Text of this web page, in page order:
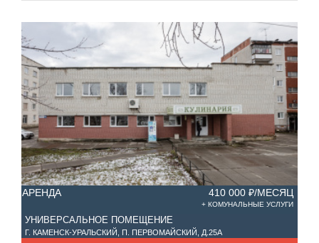
АРЕНДА 410 000 ₽/МЕСЯЦ
+ КОМУНАЛЬНЫЕ УСЛУГИ
УНИВЕРСАЛЬНОЕ ПОМЕЩЕНИЕ
Г. КАМЕНСК-УРАЛЬСКИЙ, П. ПЕРВОМАЙСКИЙ, Д.25А